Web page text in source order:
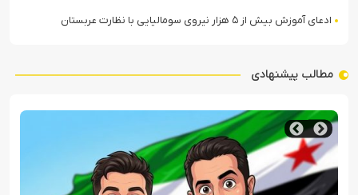
ادعای آموزش بیش از ۵ هزار نیروی سومالیایی با نظارت عربستان
مطالب پیشنهادی